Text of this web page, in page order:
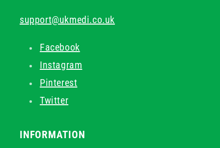
support@ukmedi.co.uk
Facebook
Instagram
Pinterest
Twitter
INFORMATION